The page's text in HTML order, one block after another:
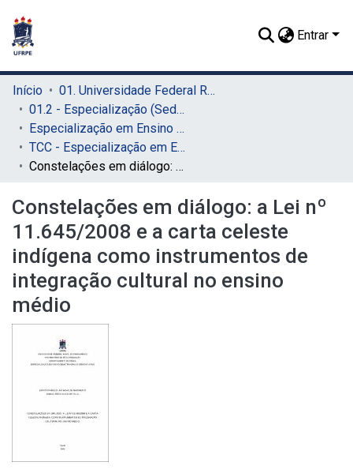
Entrar
Início
01. Universidade Federal Rural de Pernambuco - UFRPE (Sede)
01.2 - Especialização (Sede)
Especialização em Ensino de Astronomia e Ciências Afins (Sede)
TCC - Especialização em Ensino de Astronomia e Ciências Afins (Sede)
Constelações em diálogo: a Lei nº 11.645/2008 e a carta celeste indígena como instrumentos de integração cultural no ensino médio
Constelações em diálogo: a Lei nº
11.645/2008 e a carta celeste
indígena como instrumentos de
integração cultural no ensino
médio